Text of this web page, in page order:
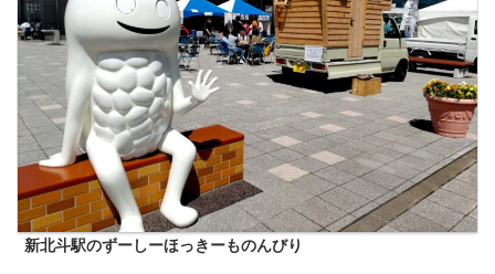
新北斗駅のずーしーほっきーものんびり